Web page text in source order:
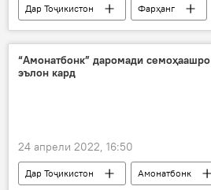
Дар Тоҷикистон Фарҳанг
узв
мероси фарҳангӣ
“Амонатбонк” даромади семоҳаашро
эълон кард
24 апрели 2022, 16:50
Дар Тоҷикистон
Амонатбонк